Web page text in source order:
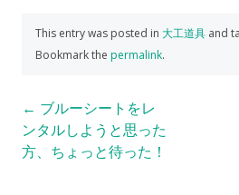
This entry was posted in 大工道具 and
Bookmark the permalink.
Post
navigation
← ブルーシートをレ
ンタルしようと思った
方、ちょっと待った！